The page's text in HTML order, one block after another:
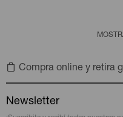
Compra online y retira
Newsletter